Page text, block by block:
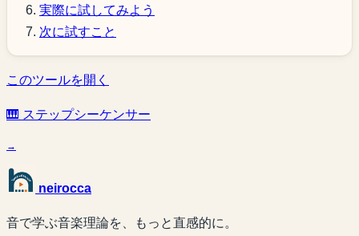
実際に試してみよう
次に試すこと
このツールを開く
🎹 ステップシーケンサー
→
neirocca
音で学ぶ音楽理論を、もっと直感的に。